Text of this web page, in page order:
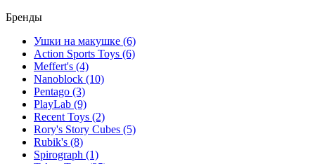
Бренды
Ушки на макушке (6)
Action Sports Toys (6)
Meffert's (4)
Nanoblock (10)
Pentago (3)
PlayLab (9)
Recent Toys (2)
Rory's Story Cubes (5)
Rubik's (8)
Spirograph (1)